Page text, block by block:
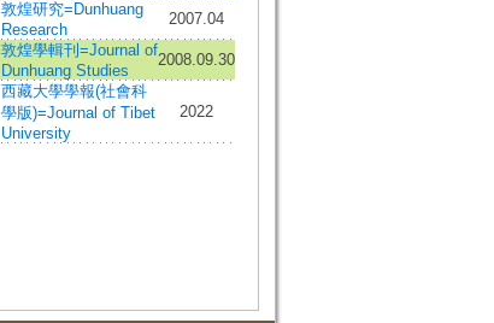
敦煌研究=Dunhuang
Research
2007.04
敦煌學輯刊=Journal of
Dunhuang Studies
2008.09.30
西藏大學學報(社會科
學版)=Journal of Tibet
University
2022